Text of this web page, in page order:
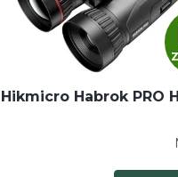
Hikmicro Habrok PRO